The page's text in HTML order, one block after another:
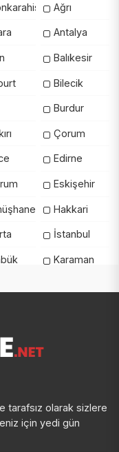
Ağrı
Antalya
Balıkesir
Bilecik
Burdur
Çorum
Edirne
Eskişehir
Hakkari
İstanbul
Karaman
Şanlıurfa
tarafsız olarak sizlere
için yedi gün